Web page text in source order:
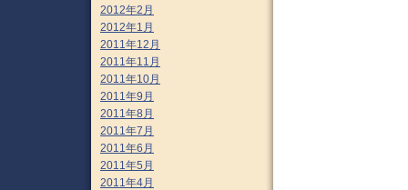
2012年2月
2012年1月
2011年12月
2011年11月
2011年10月
2011年9月
2011年8月
2011年7月
2011年6月
2011年5月
2011年4月